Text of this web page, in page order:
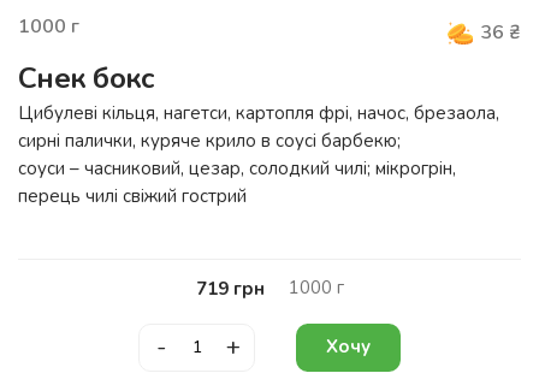
1000 г 36 ₴
Снек бокс
Цибулеві кільця, нагетси, картопля фрі, начос, брезаола,
сирні палички, куряче крило в соусі барбекю;
соуси – часниковий, цезар, солодкий чилі; мікрогрін,
перець чилі свіжий гострий
719грн 1000 г
- + Хочу